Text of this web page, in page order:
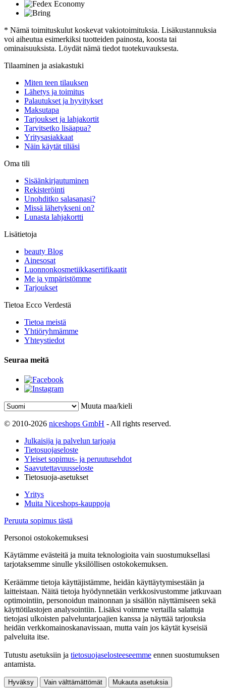
* Nämä toimituskulut koskevat vakiotoimituksia. Lisäkustannuksia
voi aiheutua esimerkiksi tuotteiden painosta, koosta tai
ominaisuuksista. Löydät nämä tiedot tuotekuvauksesta.
Tilaaminen ja asiakastuki
Miten teen tilauksen
Lähetys ja toimitus
Palautukset ja hyvitykset
Maksutapa
Tarjoukset ja lahjakortit
Tarvitsetko lisäapua?
Yritysasiakkaat
Näin käytät tiliäsi
Oma tili
Sisäänkirjautuminen
Rekisteröinti
Unohditko salasanasi?
Missä lähetykseni on?
Lunasta lahjakortti
Lisätietoja
beauty Blog
Ainesosat
Luonnonkosmetiikkasertifikaatit
Me ja ympäristömme
Tarjoukset
Tietoa Ecco Verdestä
Tietoa meistä
Yhtiöryhmämme
Yhteystiedot
Seuraa meitä
Muuta maa/kieli
© 2010-2026 niceshops GmbH - All rights reserved.
Julkaisija ja palvelun tarjoaja
Tietosuojaseloste
Yleiset sopimus- ja peruutusehdot
Saavutettavuusseloste
Tietosuoja-asetukset
Yritys
Muita Niceshops-kauppoja
Peruuta sopimus tästä
Personoi ostokokemuksesi
Käytämme evästeitä ja muita teknologioita vain suostumuksellasi
tarjotaksemme sinulle yksilöllisen ostokokemuksen.
Keräämme tietoja käyttäjistämme, heidän käyttäytymisestään ja
laitteistaan. Näitä tietoja hyödynnetään verkkosivustomme jatkuvaan
optimointiin, personoidun mainonnan ja sisällön näyttämiseen sekä
käyttötilastojen analysointiin. Lisäksi voimme vertailla salattuja
tietojasi ulkoisten palveluntarjoajien kanssa ja näyttää tarjouksia
heidän verkkomainoskanavissaan, mutta vain jos käytät kyseisiä
palveluita itse.
Tutustu asetuksiin ja tietosuojaselosteeseemme ennen suostumuksen
antamista.
Hyväksy Vain välttämättömät Mukauta asetuksia